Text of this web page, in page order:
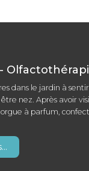
dans le jardin à
nez. Après avoir
à parfum,